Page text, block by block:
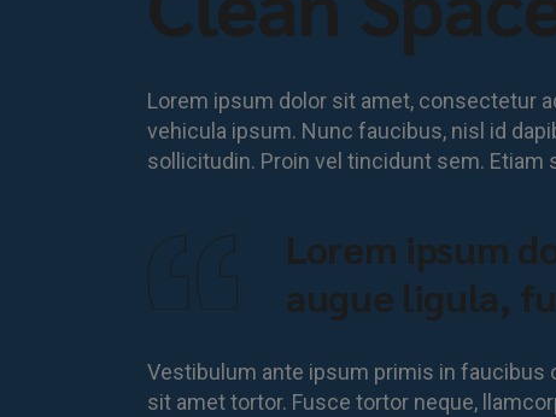
Lorem ipsum dolor sit amet, consectetur
vehicula ipsum. Nunc faucibus, nisl id
sollicitudin. Proin vel tincidunt sem. Etiam
Lorem ipsum
augue ligula,
Vestibulum ante ipsum primis in faucibus
sit amet tortor. Fusce tortor neque,